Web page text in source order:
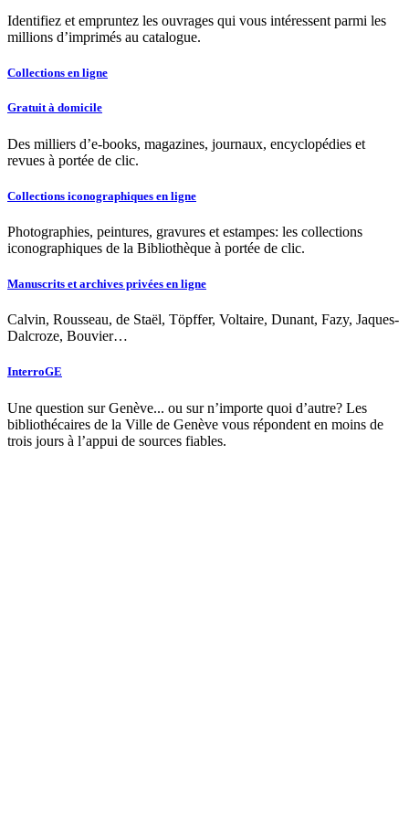
Identifiez et empruntez les ouvrages qui vous intéressent parmi les
millions d’imprimés au catalogue.
Collections en ligne
Gratuit à domicile
Des milliers d’e-books, magazines, journaux, encyclopédies et
revues à portée de clic.
Collections iconographiques en ligne
Photographies, peintures, gravures et estampes: les collections
iconographiques de la Bibliothèque à portée de clic.
Manuscrits et archives privées en ligne
Calvin, Rousseau, de Staël, Töpffer, Voltaire, Dunant, Fazy, Jaques-
Dalcroze, Bouvier…
InterroGE
Une question sur Genève... ou sur n’importe quoi d’autre? Les
bibliothécaires de la Ville de Genève vous répondent en moins de
trois jours à l’appui de sources fiables.